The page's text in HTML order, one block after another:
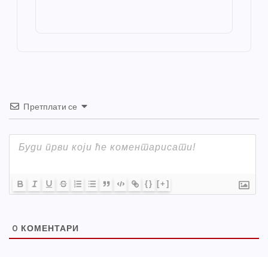
Претплати се
{} [+]
0 КОМЕНТАРИ